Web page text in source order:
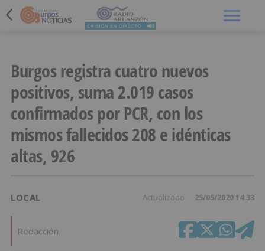
Burgos registra cuatro nuevos
positivos, suma 2.019 casos
confirmados por PCR, con los
mismos fallecidos 208 e idénticas
altas, 926
LOCAL Actualizado 25/05/2020 14:33
Redacción